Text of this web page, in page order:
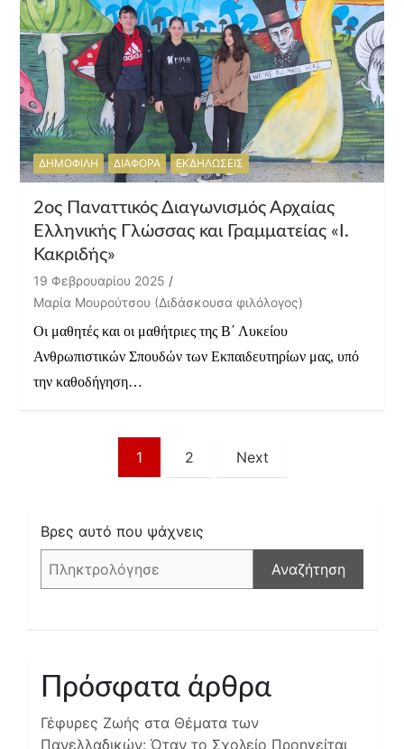
ΔΗΜΟΦΙΛΗ ΔΙΑΦΟΡΑ ΕΚΔΗΛΩΣΕΙΣ
2ος Παναττικός Διαγωνισμός Αρχαίας
Ελληνικής Γλώσσας και Γραμματείας «Ι.
Κακριδής»
19 Φεβρουαρίου 2025
Μαρία Μουρούτσου (Διδάσκουσα φιλόλογος)
Οι μαθητές και οι μαθήτριες της Β΄ Λυκείου
Ανθρωπιστικών Σπουδών των Εκπαιδευτηρίων μας, υπό
την καθοδήγηση…
Σελιδοποίηση
άρθρων
1 2 Next
Βρες αυτό που ψάχνεις
Αναζήτηση
Πρόσφατα άρθρα
Γέφυρες Ζωής στα Θέματα των
Πανελλαδικών: Όταν το Σχολείο Προηγείται